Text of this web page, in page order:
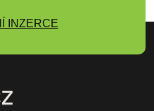
INZERCE